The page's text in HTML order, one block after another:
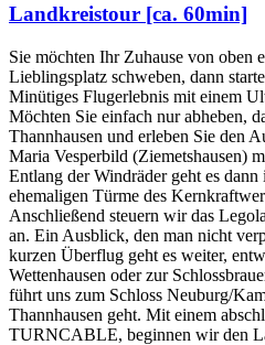
Landkreistour [ca. 60min]
Sie möchten Ihr Zuhause von oben
Lieblingsplatz schweben, dann
Minütiges Flugerlebnis mit einem
Möchten Sie einfach nur abheben,
Thannhausen und erleben Sie den
Maria Vesperbild (Ziemetshausen)
Entlang der Windräder geht es
ehemaligen Türme des
Anschließend steuern wir das
an. Ein Ausblick, den man nicht
kurzen Überflug geht es weiter,
Wettenhausen oder zur
führt uns zum Schloss Neuburg/
Thannhausen geht. Mit einem
TURNCABLE, beginnen wir den